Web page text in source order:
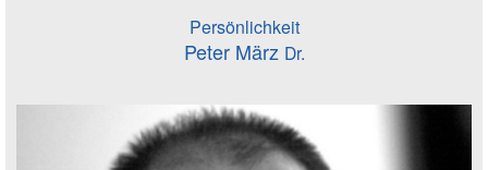
Persönlichkeit
Peter März Dr.